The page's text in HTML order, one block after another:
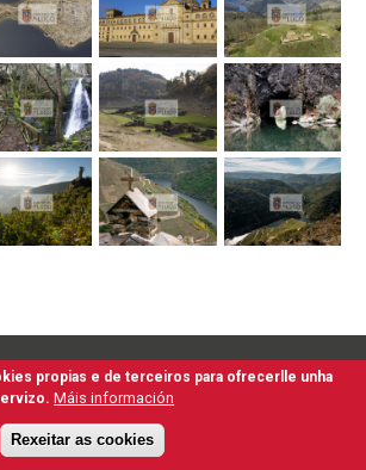
Legal Termos de Uso Mapa Web
propias e de terceiros para ofrecerlle unha
Máis información
Rexeitar as cookies